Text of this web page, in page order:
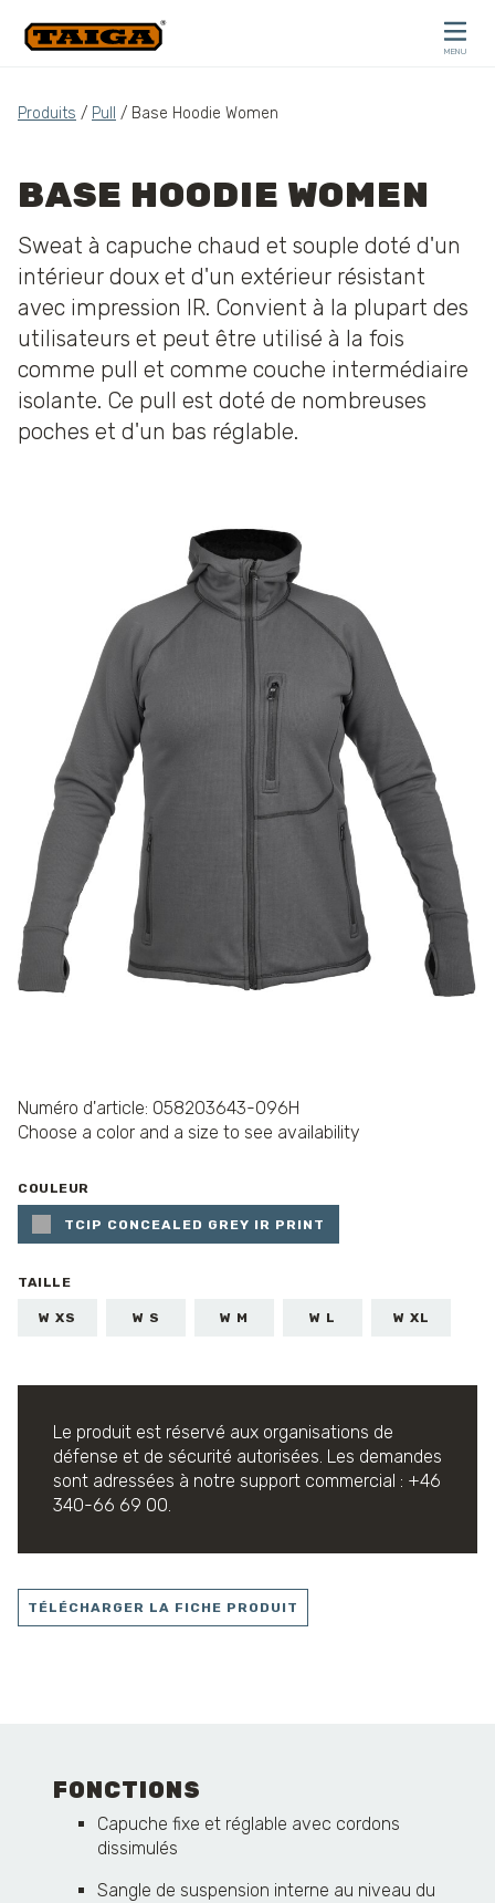
MENU
Produits / Pull / Base Hoodie Women
BASE HOODIE WOMEN
Sweat à capuche chaud et souple doté d'un
intérieur doux et d'un extérieur résistant
avec impression IR. Convient à la plupart des
utilisateurs et peut être utilisé à la fois
comme pull et comme couche intermédiaire
isolante. Ce pull est doté de nombreuses
poches et d'un bas réglable.
Numéro d'article: 058203643-096H
Choose a color and a size to see availability
COULEUR
TCIP CONCEALED GREY IR PRINT
TAILLE
W XS W S W M W L W XL
Le produit est réservé aux organisations de
défense et de sécurité autorisées. Les demandes
sont adressées à notre support commercial : +46
340-66 69 00.
TÉLÉCHARGER LA FICHE PRODUIT
FONCTIONS
Capuche fixe et réglable avec cordons
dissimulés
Sangle de suspension interne au niveau du